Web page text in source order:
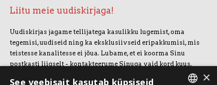
Liitu meie uudiskirjaga!
Uudiskirjas jagame tellijatega kasulikku lugemist, oma
tegemisi, uudiseid ning ka eksklusiivseid eripakkumisi, mis
teistesse kanalitesse ei jõua. Lubame, et ei koorma Sinu
postkasti liigselt - kontakteerume Sinuga vaid kord kuus.
×
See veebisait kasutab küpsiseid